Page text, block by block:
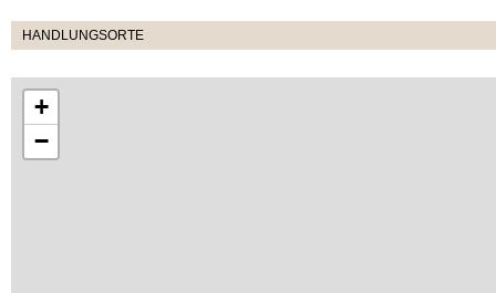
HANDLUNGSORTE
+
−